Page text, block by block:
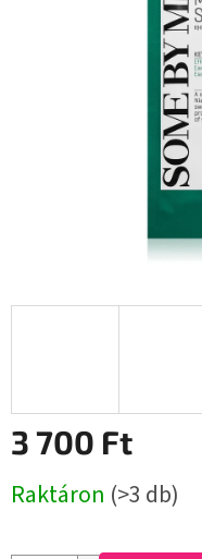
3 700 Ft
Raktáron (>3 db)